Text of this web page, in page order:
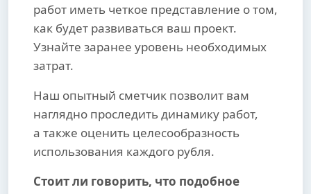
работ иметь четкое представление о том,
как будет развиваться ваш проект.
Узнайте заранее уровень необходимых
затрат.
Наш опытный сметчик позволит вам
наглядно проследить динамику работ,
а также оценить целесообразность
использования каждого рубля.
Стоит ли говорить, что подобное